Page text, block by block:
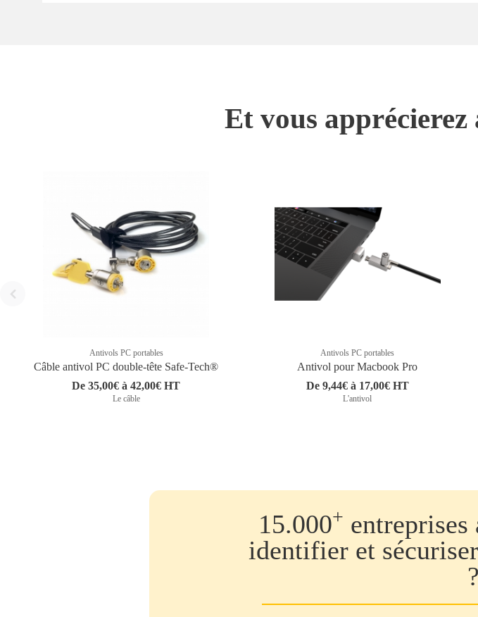
Et vous
Antivols PC portables
Câble antivol PC double-tête Safe-Tech®
De 35,00€ à 42,00€ HT
Le câble
Antivols PC portables
Antivol pour Macbook Pro
De 9,44€ à 17,00€ HT
L'antivol
15.000+ entreprises
identifier et
?